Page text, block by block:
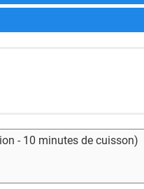
- 10 minutes de cuisson)